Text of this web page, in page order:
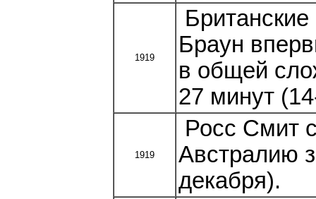
1919
Браун
в общей
27 минут
1919
Росс Смит
Австралию
декабря).